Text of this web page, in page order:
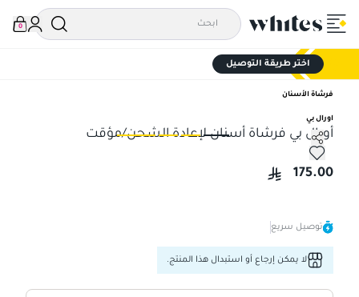
0
اختر طريقة التوصيل
فرشاة الأسنان
اورال بي
أورال بي فرشاة أسنان لإعادة الشحن/مؤقت
أورال بي فرشاة أسنان لإعادة الشحن/مؤقت
175.00
توصيل سريع
لا يمكن إرجاع أو استبدال هذا المنتج.